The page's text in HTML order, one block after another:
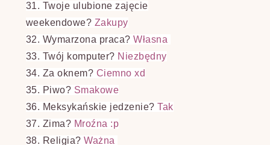
31. Twoje ulubione zajęcie
weekendowe? Zakupy
32. Wymarzona praca?Własna
33. Twój komputer? Niezbędny
34. Za oknem? Ciemno xd
35. Piwo? Smakowe
36. Meksykańskie jedzenie?Tak
37. Zima? Mroźna :p
38. Religia?Ważna